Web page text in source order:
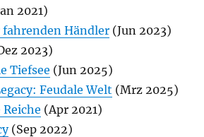
2021)
fahrenden Händler (Jun 2023)
2023)
Tiefsee (Jun 2025)
Feudale Welt (Mrz 2025)
(Apr 2021)
(Sep 2022)